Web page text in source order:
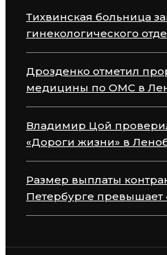
Тихвинская больница
гинекологического
Дрозденко отметил
медицины по ОМС в
Владимир Цой
«Дороги жизни» в
Размер выплаты
Петербурге превышает